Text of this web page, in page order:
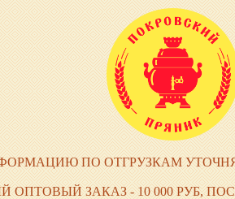
ПО ОТГРУЗКАМ
ОПТОВЫЙ ЗАКАЗ - 10 000 РУБ,